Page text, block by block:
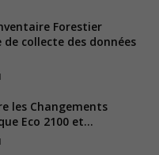
Forestier
de collecte des données
les Changements
Eco 2100 et...